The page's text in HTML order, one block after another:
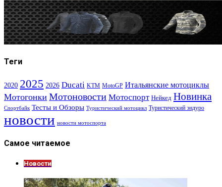
Теги
2020 2025 2026 Ducati KTM MotoGP Итальянские мотоциклы
Мотогонки Мотоновости Мотоспорт Нейкед Новинка
Спортбайк Тесты и Обзоры Туристический мотоцикл Туристический эндуро
новости новости мотоспорта
Самое читаемое
Новости